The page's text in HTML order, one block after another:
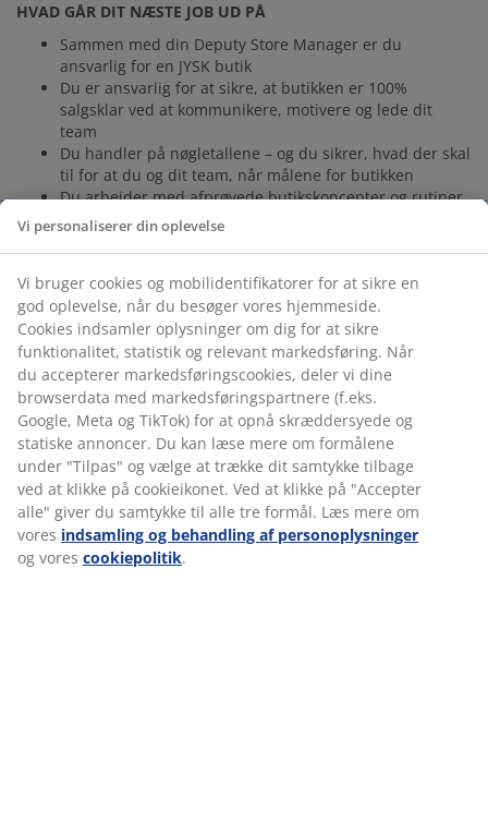
HVAD GÅR DIT NÆSTE JOB UD PÅ
Sammen med din Deputy Store Manager er du
ansvarlig for en JYSK butik
Du er ansvarlig for at sikre, at butikken er 100%
salgsklar ved at kommunikere, motivere og lede dit
team
Du handler på nøgletallene – og du sikrer, hvad der skal
til for at du og dit team, når målene for butikken
Du arbejder med afprøvede butikskoncepter og rutiner
Du skal rekruttere og introducere nye medarbejdere –
og udvikle nuværende
forrest ved at sælge og udføre driftsrutiner i butikken
Mød én af vores kollegaer – og lær mere om hvordan det er at
være Store Manager i JYSKher
HVAD FORVENTER VI AF DIG
Du har erfaring med at lede, motivere og udvikle et
team
Du har haft succes med at skabe gode salgsresultater
Du sætter kunderne først og tager ejerskab for din egen
butik og resultater
Du ved, hvordan du får tingene gjort, og du holder
hovedet koldt og leder dine medarbejdere i den rigtige
Vi personaliserer din oplevelse
Vi bruger cookies og mobilidentifikatorer for at sikre en
god oplevelse, når du besøger vores hjemmeside.
Cookies indsamler oplysninger om dig for at sikre
funktionalitet, statistik og relevant markedsføring. Når
du accepterer markedsføringscookies, deler vi dine
browserdata med markedsføringspartnere (f.eks.
Google, Meta og TikTok) for at opnå skræddersyede og
statiske annoncer. Du kan læse mere om formålene
under "Tilpas" og vælge at trække dit samtykke tilbage
ved at klikke på cookieikonet. Ved at klikke på "Accepter
alle" giver du samtykke til alle tre formål. Læs mere om
vores indsamling og behandling af personoplysninger
og vores cookiepolitik.